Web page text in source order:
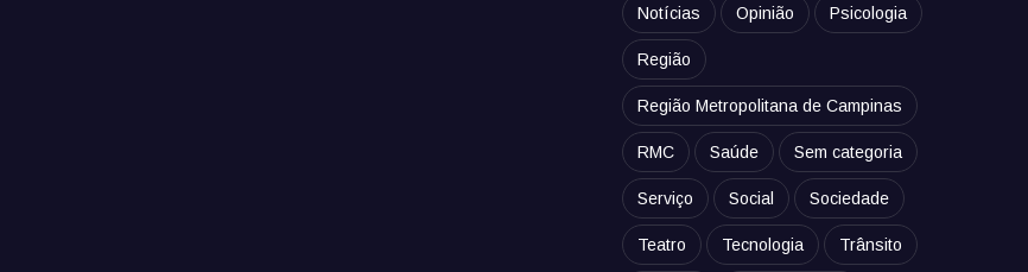
Notícias Opinião Psicologia
Região
Região Metropolitana de Campinas
RMC Saúde Sem categoria
Serviço Social Sociedade
Teatro Tecnologia Trânsito